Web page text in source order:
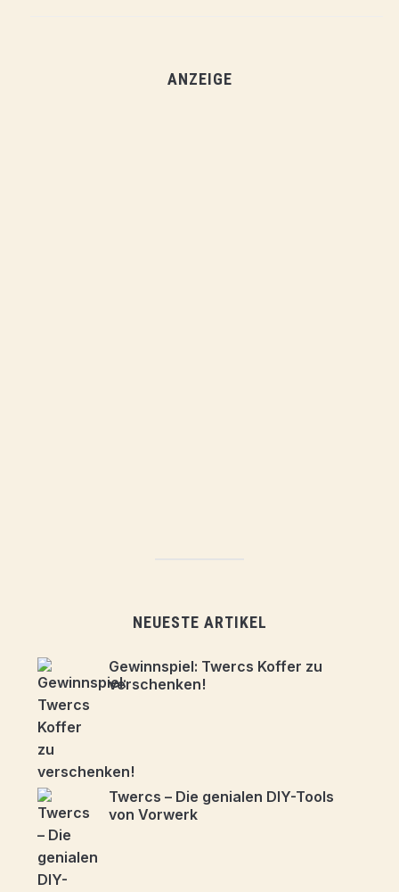
ANZEIGE
NEUESTE ARTIKEL
Gewinnspiel: Twercs Koffer zu
verschenken!
Twercs – Die genialen DIY-Tools
von Vorwerk